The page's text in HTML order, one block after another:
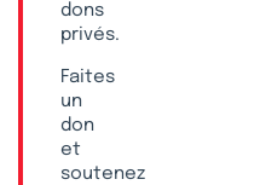
dons
privés.
Faites
un
don
et
soutenez